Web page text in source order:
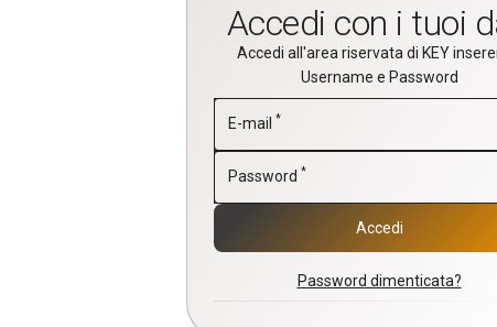
Accedi con i tuoi
Accedi all'area riservata di KEY
Username e Password
E-mail *
Password *
Accedi
Password dimenticata?